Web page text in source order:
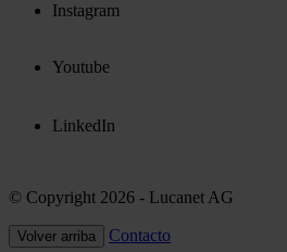
Instagram
Youtube
LinkedIn
© Copyright 2026 - Lucanet AG
Volver arriba Contacto